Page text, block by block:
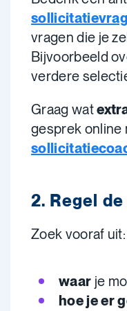
vragen die je
Bijvoorbeeld
verdere
Graag wat
gesprek online
2. Regel
Zoek vooraf uit:
waar je
hoe je er